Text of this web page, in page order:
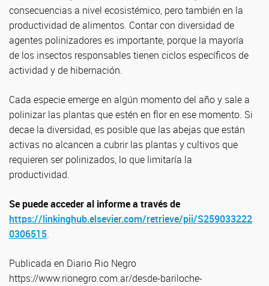
consecuencias a nivel ecosistémico, pero también en la
productividad de alimentos. Contar con diversidad de
agentes polinizadores es importante, porque la mayoría
de los insectos responsables tienen ciclos específicos de
actividad y de hibernación.
Cada especie emerge en algún momento del año y sale a
polinizar las plantas que estén en flor en ese momento. Si
decae la diversidad, es posible que las abejas que están
activas no alcancen a cubrir las plantas y cultivos que
requieren ser polinizados, lo que limitaría la
productividad.
Se puede acceder al informe a través de
https://linkinghub.elsevier.com/retrieve/pii/S259033222
0306515.
Publicada en Diario Rio Negro
https://www.rionegro.com.ar/desde-bariloche-